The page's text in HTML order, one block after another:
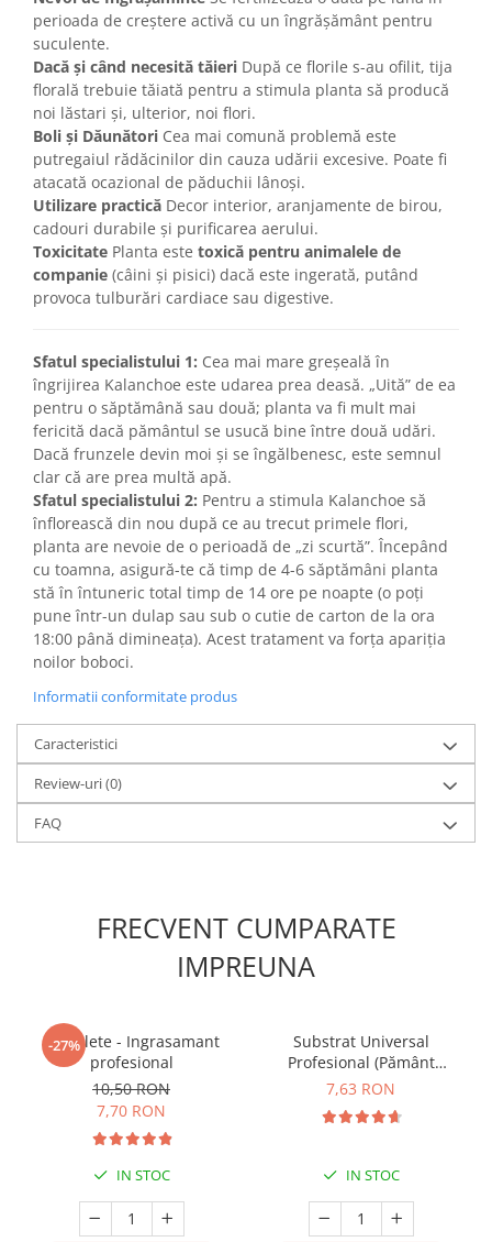
perioada de creștere activă cu un îngrășământ pentru
suculente.
Dacă și când necesită tăieri După ce florile s-au ofilit, tija
florală trebuie tăiată pentru a stimula planta să producă
noi lăstari și, ulterior, noi flori.
Boli și Dăunători Cea mai comună problemă este
putregaiul rădăcinilor din cauza udării excesive. Poate fi
atacată ocazional de păduchii lânoși.
Utilizare practică Decor interior, aranjamente de birou,
cadouri durabile și purificarea aerului.
Toxicitate Planta este toxică pentru animalele de
companie (câini și pisici) dacă este ingerată, putând
provoca tulburări cardiace sau digestive.
Sfatul specialistului 1: Cea mai mare greșeală în
îngrijirea Kalanchoe este udarea prea deasă. „Uită” de ea
pentru o săptămână sau două; planta va fi mult mai
fericită dacă pământul se usucă bine între două udări.
Dacă frunzele devin moi și se îngălbenesc, este semnul
clar că are prea multă apă.
Sfatul specialistului 2: Pentru a stimula Kalanchoe să
înflorească din nou după ce au trecut primele flori,
planta are nevoie de o perioadă de „zi scurtă”. Începând
cu toamna, asigură-te că timp de 4-6 săptămâni planta
stă în întuneric total timp de 14 ore pe noapte (o poți
pune într-un dulap sau sub o cutie de carton de la ora
18:00 până dimineața). Acest tratament va forța apariția
noilor boboci.
Informatii conformitate produs
Caracteristici
Review-uri(0)
FAQ
FRECVENT CUMPARATE
IMPREUNA
-27%
5 Tablete - Ingrasamant
profesional
10,50 RON
7,70 RON
IN STOC
Substrat Universal
Profesional (Pământ
Premium) - 5 L
7,63 RON
IN STOC